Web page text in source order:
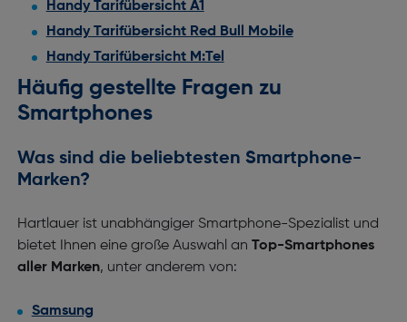
Handy Tarifübersicht A1
Handy Tarifübersicht Red Bull Mobile
Handy Tarifübersicht M:Tel
Häufig gestellte Fragen zu
Smartphones
Was sind die beliebtesten Smartphone-
Marken?
Hartlauer ist unabhängiger Smartphone-Spezialist und
bietet Ihnen eine große Auswahl an Top-Smartphones
aller Marken, unter anderem von:
Samsung